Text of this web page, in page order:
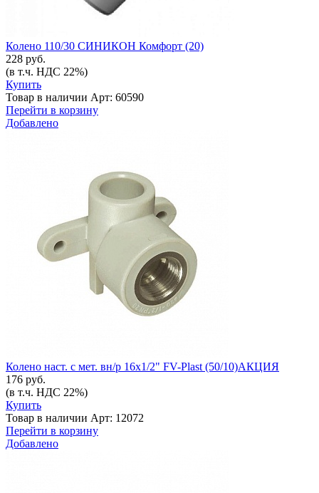
Колено 110/30 СИНИКОН Комфорт (20)
228 руб.
(в т.ч. НДС 22%)
Купить
Товар в наличии Арт: 60590
Перейти в корзину
Добавлено
Колено наст. с мет. вн/р 16х1/2" FV-Plast (50/10)АКЦИЯ
176 руб.
(в т.ч. НДС 22%)
Купить
Товар в наличии Арт: 12072
Перейти в корзину
Добавлено